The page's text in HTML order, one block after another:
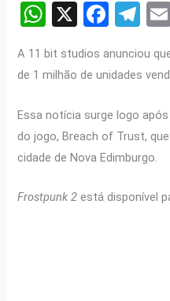
W
at
A
p
p
X
F
ce
o
o
k
T
e
a
m
A 11 bit studios anunciou
de 1 milhão de unidades
Essa notícia surge logo
do jogo, Breach of Trust,
cidade de Nova Edimburgo.
Frostpunk 2 está disponível